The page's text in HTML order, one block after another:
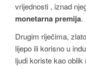
vrijednosti , iznad
monetarna premija.
Drugim riječima,
lijepo ili korisno u
ljudi koriste kao oblik